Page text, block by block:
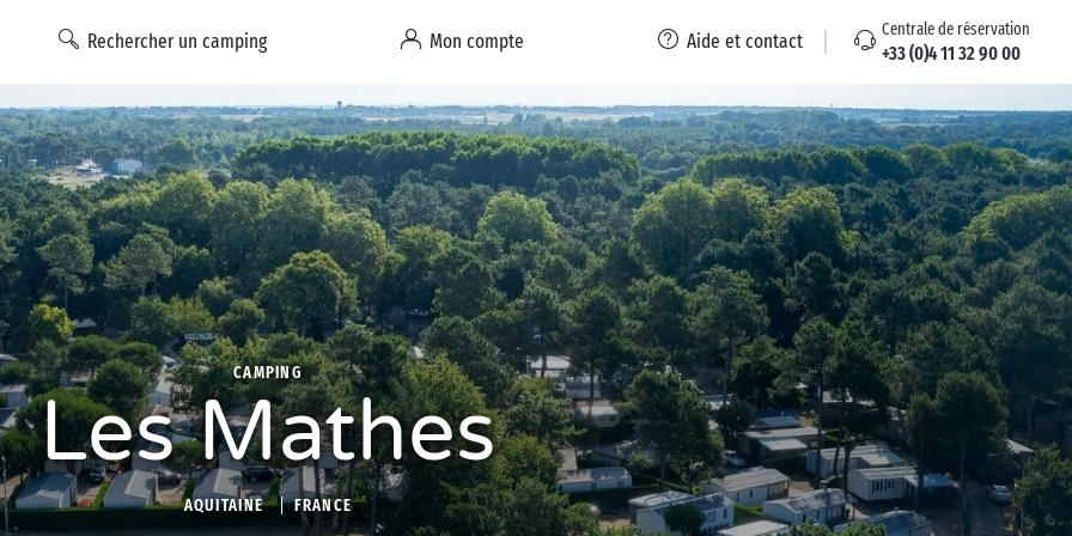
Rechercher un camping Mon compte Aide et contact Centrale de réservation
+33 (0)4 11 32 90 00
CAMPING
Les Mathes
AQUITAINE FRANCE